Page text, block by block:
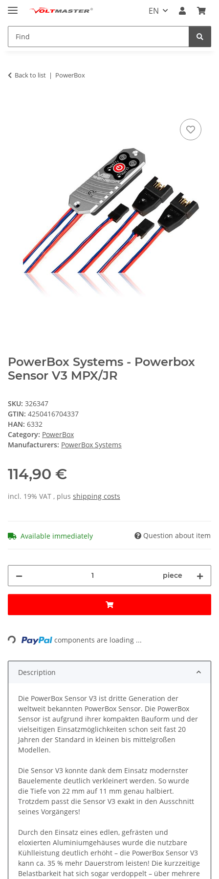
EN
Back to list PowerBox
PowerBox Systems - Powerbox
Sensor V3 MPX/JR
SKU: 326347
GTIN: 4250416704337
HAN: 6332
Category: PowerBox
Manufacturers: PowerBox Systems
114,90 €
incl. 19% VAT , plus shipping costs
Available immediately Question about item
piece
Loading... components are loading ...
Description
Die PowerBox Sensor V3 ist dritte Generation der
weltweit bekannten PowerBox Sensor. Die PowerBox
Sensor ist aufgrund ihrer kompakten Bauform und der
vielseitigen Einsatzmöglichkeiten schon seit fast 20
Jahren der Standard in kleinen bis mittelgroßen
Modellen.
Die Sensor V3 konnte dank dem Einsatz modernster
Bauelemente deutlich verkleinert werden. So wurde
die Tiefe von 22 mm auf 11 mm genau halbiert.
Trotzdem passt die Sensor V3 exakt in den Ausschnitt
seines Vorgängers!
Durch den Einsatz eines edlen, gefrästen und
eloxierten Aluminiumgehäuses wurde die nutzbare
Kühlleistung deutlich erhöht – die PowerBox Sensor V3
kann ca. 35 % mehr Dauerstrom leisten! Die kurzzeitige
Belastbarkeit hat sich sogar verdoppelt – über mehrere